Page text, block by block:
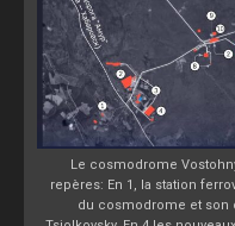
Le cosmodrome
repères: En 1, la station
du cosmodrome et son